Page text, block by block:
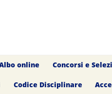
online Concorsi e
Codice Disciplinare